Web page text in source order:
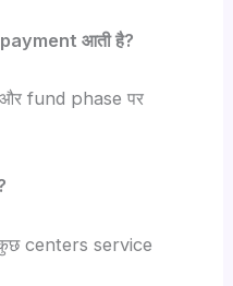
payment आती है?
fund phase पर
centers service